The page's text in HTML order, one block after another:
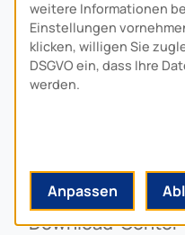
Alois Schiffmann
Allgemeine
Arcus
KONTAKT
Kontaktformular
Kundenservice
Download-Center
weitere Informationen
Einstellungen
klicken, willigen Sie
DSGVO ein, dass Ihre
werden.
Anpassen